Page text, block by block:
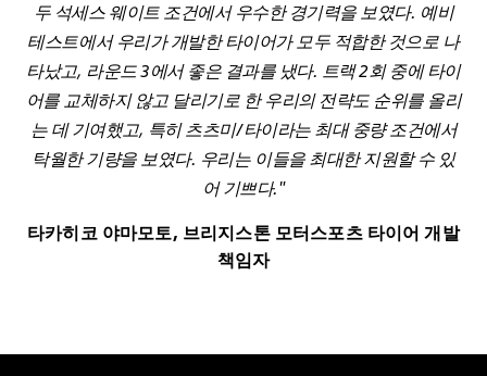
두 석세스 웨이트 조건에서 우수한 경기력을 보였다. 예비
테스트에서 우리가 개발한 타이어가 모두 적합한 것으로 나
타났고, 라운드 3에서 좋은 결과를 냈다. 트랙 2회 중에 타이
어를 교체하지 않고 달리기로 한 우리의 전략도 순위를 올리
는 데 기여했고, 특히 츠츠미/타이라는 최대 중량 조건에서
탁월한 기량을 보였다. 우리는 이들을 최대한 지원할 수 있
어 기쁘다."
타카히코 야마모토, 브리지스톤 모터스포츠 타이어 개발
책임자